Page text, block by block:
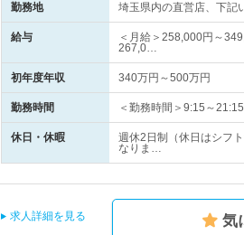
勤務地 埼玉県内の直営店、下
給与
＜月給＞258,000円～
267,0…
初年度年収 340万円～500万円
勤務時間 ＜勤務時間＞9:15～
休日・休暇
週休2日制（休日はシフ
なりま…
求人詳細を見る 気